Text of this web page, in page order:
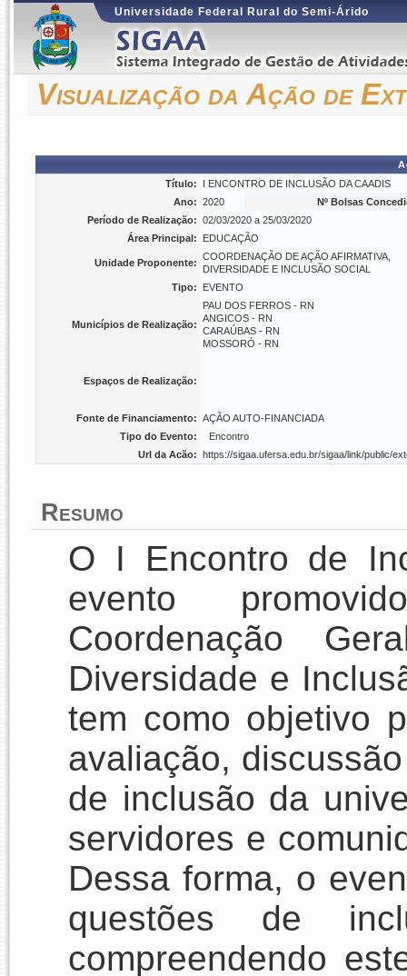
Universidade Federal Rural do Semi-Árido
Visualização da Ação de
Título:
I ENCONTRO DE INCLUSÃO DA CAADIS
Ano: 2020
Nº Bolsas
Período de Realização: 02/03/2020 a 25/03/2020
Área Principal:
EDUCAÇÃO
Unidade Proponente:
COORDENAÇÃO DE AÇÃO AFIRMATIVA,
DIVERSIDADE E INCLUSÃO SOCIAL
Tipo:
EVENTO
Municípios de Realização:
PAU DOS FERROS - RN
ANGICOS - RN
CARAÚBAS - RN
MOSSORÓ - RN
Espaços de Realização:
Fonte de Financiamento: AÇÃO AUTO-FINANCIADA
Tipo do Evento:
Encontro
Url da Acão: https://sigaa.ufersa.edu.br/sigaa/link/public/
Resumo
O I Encontro de
evento
Coordenação
Diversidade e
tem como objetivo
avaliação,
de inclusão da
servidores e
Dessa forma, o
questões de
compreendendo